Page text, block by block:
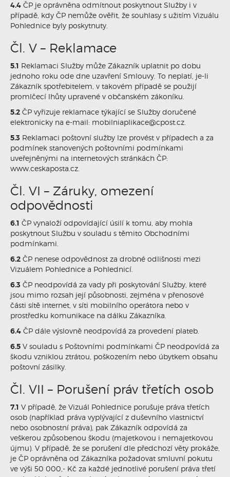
4.4 ČP je oprávněna odmítnout poskytnout Služby i v
případě, kdy ČP nemůže ověřit, že souhlasy s užitím Vizuálu
Pohlednice byly poskytnuty.
Čl. V – Reklamace
5.1 Reklamaci Služby může Zákazník uplatnit po dobu
jednoho roku ode dne uzavření Smlouvy. To neplatí, je-li
Zákazník spotřebitelem, v takovém případě se použijí
promlčecí lhůty upravené v občanském zákoníku.
5.2 ČP vyřizuje reklamace týkající se Služby doručené
elektronicky na e-mail: mobilniaplikace@cpost.cz.
5.3 Reklamaci poštovní služby lze provést v případech a za
podmínek stanovených poštovními podmínkami
uveřejněnými na internetových stránkách ČP:
www.ceskaposta.cz.
Čl. VI – Záruky, omezení
odpovědnosti
6.1 ČP vynaloží odpovídající úsilí k tomu, aby mohla
poskytnout Službu v souladu s těmito Obchodními
podmínkami.
6.2 ČP nenese odpovědnost za drobné odlišnosti mezi
Vizuálem Pohlednice a Pohlednicí.
6.3 ČP neodpovídá za vady při poskytování Služby, které
jsou mimo rozsah její působnosti, zejména v přenosové
části sítě internet, v síti mobilního operátora nebo v
prostředku komunikace na dálku Zákazníka.
6.4 ČP dále výslovně neodpovídá za provedení plateb.
6.5 V souladu s Poštovními podmínkami ČP neodpovídá za
škodu vzniklou ztrátou, poškozením nebo úbytkem obsahu
poštovní zásilky.
Čl. VII – Porušení práv třetích osob
7.1 V případě, že Vizuál Pohlednice porušuje práva třetích
osob (například práva vyplývající z duševního vlastnictví
nebo osobnostní práva), pak Zákazník odpovídá za
veškerou způsobenou škodu (majetkovou i nemajetkovou
újmu). V případě, že se porušení dle předchozí věty prokáže,
je ČP oprávněna od Zákazníka požadovat smluvní pokutu
ve výši 50 000,- Kč za každé jednotlivé porušení práva třetí